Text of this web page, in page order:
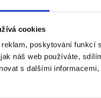
cookies
reklam, poskytování
náš web používáte,
s dalšími